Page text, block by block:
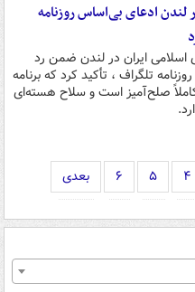
لندن ادعای بی‌اساس روزنامه
ایران در لندن ضمن رد
تلگراف ، تأکید کرد که برنامه
صلح‌آمیز است و سلاح هسته‌ای
۴ ۵ ۶ بعدی